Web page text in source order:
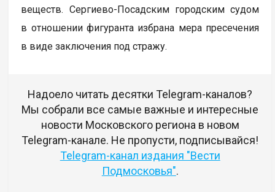
веществ. Сергиево-Посадским городским судом
в отношении фигуранта избрана мера пресечения
в виде заключения под стражу.
Надоело читать десятки Telegram-каналов?
Мы собрали все самые важные и интересные
новости Московского региона в новом
Telegram-канале. Не пропусти, подписывайся!
Telegram-канал издания "Вести
Подмосковья".